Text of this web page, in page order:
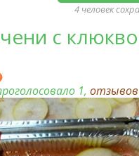
4 человек
с
1,